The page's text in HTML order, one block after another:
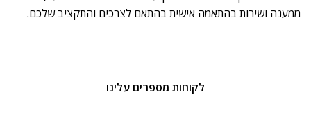
ממענה ושירות בהתאמה אישית בהתאם לצרכים והתקציב שלכם.
לקוחות מספרים עלינו